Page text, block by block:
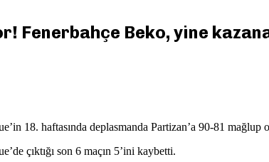
Fenerbahçe Beko, yine
18. haftasında deplasmanda Partizan’a 90-81 mağlup
çıktığı son 6 maçın 5’ini kaybetti.